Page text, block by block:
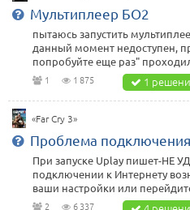
Мультиплеер БО2
пытаюсь запустить
данный момент недоступен,
попробуйте еще раз"
1 1 875 1
«Far Cry 3»
Проблема
При запуске Uplay пишет-НЕ
подключении к Интернету
ваши настройки или
2 6 337